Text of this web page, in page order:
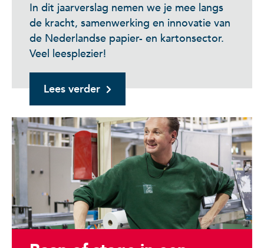
In dit jaarverslag nemen we je mee langs
de kracht, samenwerking en innovatie van
de Nederlandse papier- en kartonsector.
Veel leesplezier!
Lees verder